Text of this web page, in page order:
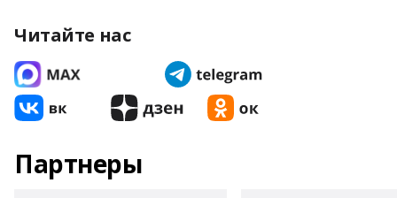
Читайте нас
Партнеры